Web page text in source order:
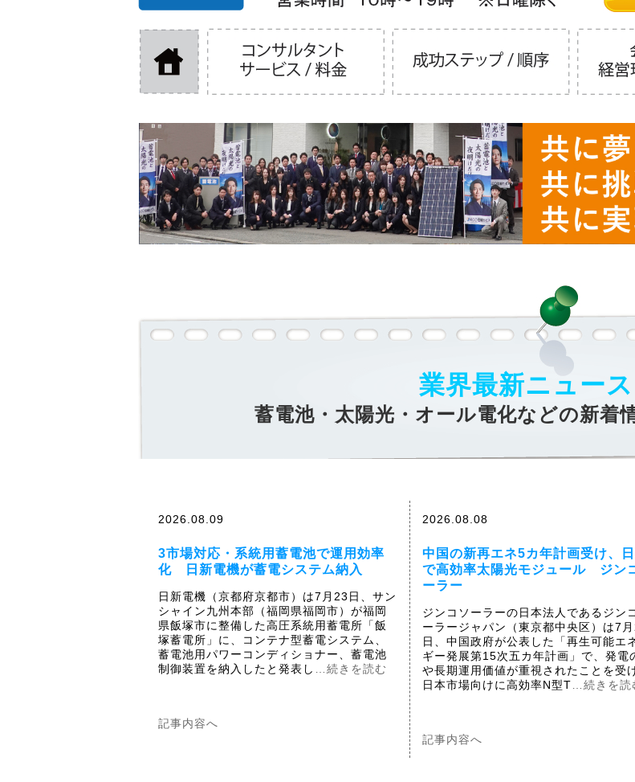
業界最新ニュース
蓄電池・太陽光・オール電化などの新着
2026.08.09
3市場対応・系統用蓄電池で運用効率
化 日新電機が蓄電システム納入
日新電機（京都府京都市）は7月23日、サン
シャイン九州本部（福岡県福岡市）が福岡
県飯塚市に整備した高圧系統用蓄電所「飯
塚蓄電所」に、コンテナ型蓄電システム、
蓄電池用パワーコンディショナー、蓄電池
制御装置を納入したと発表し
…続きを読む
記事内容へ
2026.08.08
中国の新再エネ5カ年計画受け、
で高効率太陽光モジュール ジン
ーラー
ジンコソーラーの日本法人であるジン
ーラージャパン（東京都中央区）は7
日、中国政府が公表した「再生可能エ
ギー発展第15次五カ年計画」で、発電
や長期運用価値が重視されたことを受け
日本市場向けに高効率N型T …続きを読
記事内容へ